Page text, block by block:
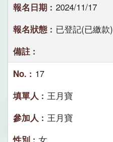
2024/11/17
已登記(已繳款)
17
王月寶
王月寶
女